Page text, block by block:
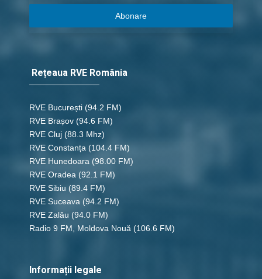
Abonare
Rețeaua RVE România
RVE București (94.2 FM)
RVE Brașov (94.6 FM)
RVE Cluj (88.3 Mhz)
RVE Constanța (104.4 FM)
RVE Hunedoara (98.00 FM)
RVE Oradea (92.1 FM)
RVE Sibiu (89.4 FM)
RVE Suceava (94.2 FM)
RVE Zalău (94.0 FM)
Radio 9 FM, Moldova Nouă (106.6 FM)
Informații legale